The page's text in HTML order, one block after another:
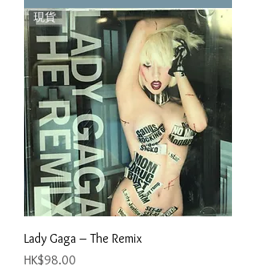
現貨
Lady Gaga – The Remix
Price
HK$98.00